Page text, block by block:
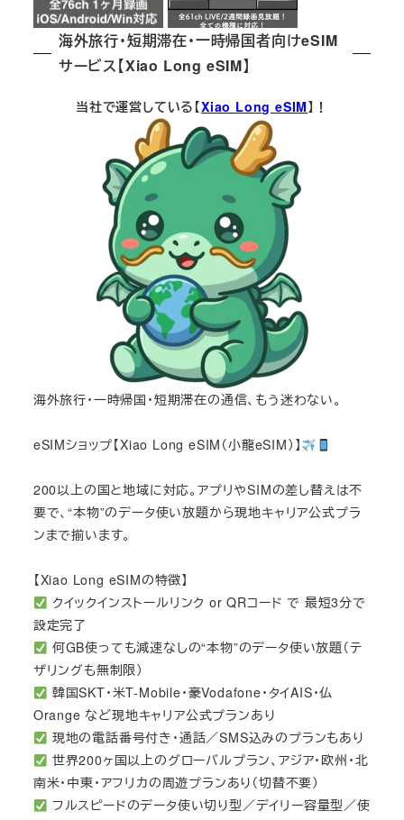
海外旅行・短期滞在・一時帰国者向けeSIM
サービス【Xiao Long eSIM】
当社で運営している【Xiao Long eSIM】！
海外旅行・一時帰国・短期滞在の通信、もう迷わない。
eSIMショップ【Xiao Long eSIM（小龍eSIM）】
200以上の国と地域に対応。アプリやSIMの差し替えは不
要で、“本物”のデータ使い放題から現地キャリア公式プラ
ンまで揃います。
【Xiao Long eSIMの特徴】
クイックインストールリンク or QRコード で 最短3分で
設定完了
何GB使っても減速なしの“本物”のデータ使い放題（テ
ザリングも無制限）
韓国SKT・米T-Mobile・豪Vodafone・タイAIS・仏
Orange など現地キャリア公式プランあり
現地の電話番号付き・通話／SMS込みのプランもあり
世界200ヶ国以上のグローバルプラン、アジア・欧州・北
南米・中東・アフリカの周遊プランあり（切替不要）
フルスピードのデータ使い切り型／デイリー容量型／使